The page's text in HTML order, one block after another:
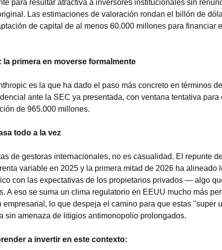
para resultar atractiva a inversores institucionales sin
Las estimaciones de valoración rondan el billón de
de capital de al menos 60.000 millones para financiar
primera en moverse formalmente
es la que ha dado el paso más concreto en términos
ante la SEC ya presentada, con ventana tentativa para
de 965.000 millones.
todo a la vez
de gestoras internacionales, no es casualidad. El repunte
variable en 2025 y la primera mitad de 2026 ha alineado
con las expectativas de los propietarios privados — algo
A eso se suma un clima regulatorio en EEUU mucho más
empresarial, lo que despeja el camino para que estas "super
sin amenaza de litigios antimonopolio prolongados.
a invertir en este contexto: